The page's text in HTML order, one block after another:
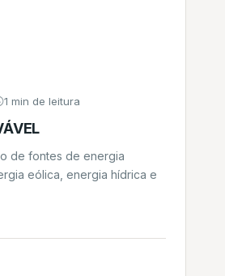
1 min de leitura
de fontes de energia
eólica, energia hídrica e